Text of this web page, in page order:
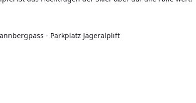
- Parkplatz Jägeralplift